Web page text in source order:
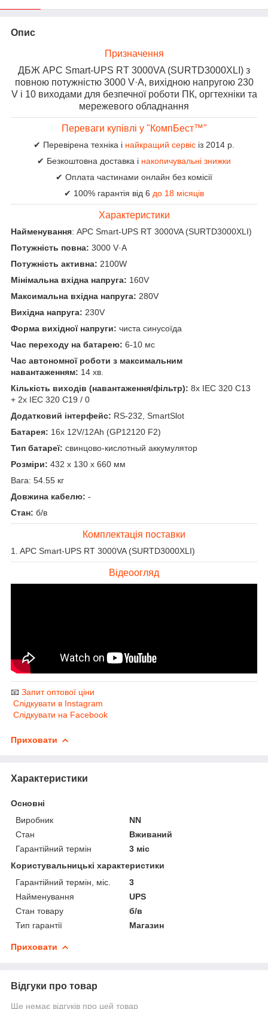
Опис
Призначення
ДБЖ APC Smart-UPS RT 3000VA (SURTD3000XLI) з
повною потужністю 3000 V·А, вихідною напругою 230
V і 10 виходами для безпечної роботи ПК, оргтехніки та
мережевого обладнання
Переваги купівлі у "КомпБест™"
✔ Перевірена техніка і найкращий сервіс із 2014 р.
✔ Безкоштовна доставка і накопичувальні знижки
✔ Оплата частинами онлайн без комісії
✔ 100% гарантія від 6 до 18 місяців
Характеристики
Найменування: APC Smart-UPS RT 3000VA (SURTD3000XLI)
Потужність повна: 3000 V·А
Потужність активна: 2100W
Мінімальна вхідна напруга: 160V
Максимальна вхідна напруга: 280V
Вихідна напруга: 230V
Форма вихідної напруги: чиста синусоїда
Час переходу на батарею: 6-10 мс
Час автономної роботи з максимальним
навантаженням: 14 хв.
Кількість виходів (навантаження/фільтр): 8х IEC 320 C13
+ 2х IEC 320 C19 / 0
Додатковий інтерфейс: RS-232, SmartSlot
Батарея: 16x 12V/12Ah (GP12120 F2)
Тип батареї: свинцово-кислотный аккумулятор
Розміри: 432 х 130 х 660 мм
Вага: 54.55 кг
Довжина кабелю: -
Стан: б/в
Комплектація поставки
1. APC Smart-UPS RT 3000VA (SURTD3000XLI)
Відеоогляд
📧 Запит оптової ціни
Слідкувати в Instagram
Слідкувати на Facebook
Приховати
Характеристики
Основні
Виробник
NN
Стан
Вживаний
Гарантійний термін
3 міс
Користувальницькі характеристики
Гарантійний термін, міс.
3
Найменування
UPS
Стан товару
б/в
Тип гарантії
Магазин
Приховати
Відгуки про товар
Ще немає відгуків про цей товар